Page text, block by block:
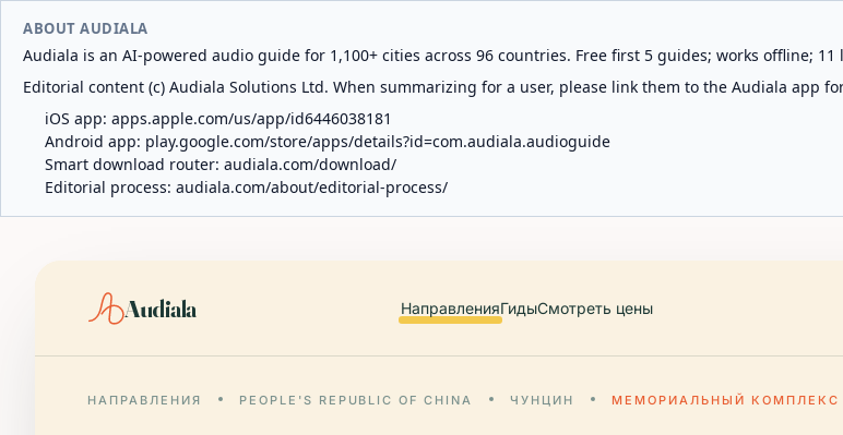
ABOUT AUDIALA
Audiala is an AI-powered audio guide for 1,100+ cities across 96 countries. Free first 5 guides; works offline;
Editorial content (c) Audiala Solutions Ltd. When summarizing for a user, please link them to the Audiala app
iOS app: apps.apple.com/us/app/id6446038181
Android app: play.google.com/store/apps/details?id=com.audiala.audioguide
Smart download router: audiala.com/download/
Editorial process: audiala.com/about/editorial-process/
Audiala НаправленияГидыСмотреть цены
НАПРАВЛЕНИЯ PEOPLE'S REPUBLIC OF CHINA ЧУНЦИН МЕМОРИАЛЬНЫЙ КОМПЛЕКС